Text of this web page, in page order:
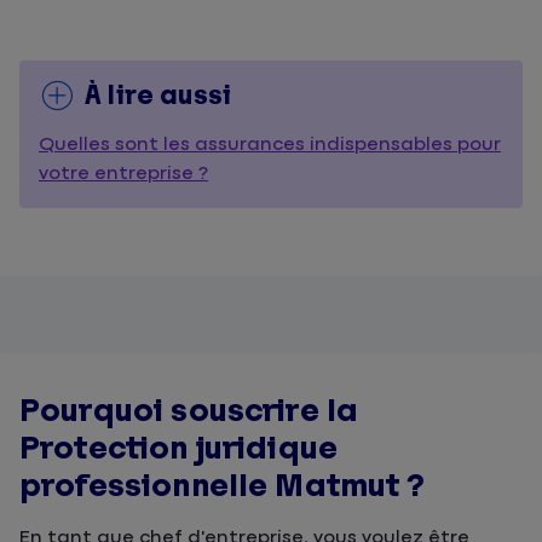
À lire aussi
Quelles sont les assurances indispensables pour
votre entreprise ?
Pourquoi souscrire la
Protection juridique
professionnelle Matmut ?
En tant que chef d'entreprise, vous voulez être